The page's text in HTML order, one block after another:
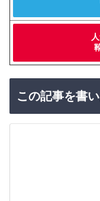
この記事を書